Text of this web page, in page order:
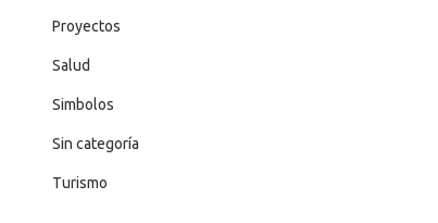
Proyectos
Salud
Simbolos
Sin categoría
Turismo